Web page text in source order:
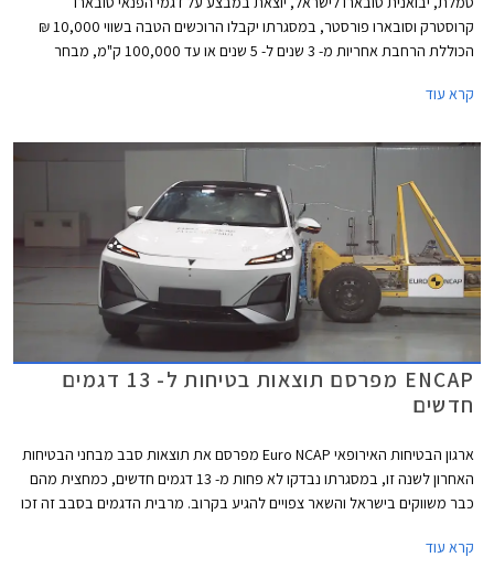
קרוסטרק וסובארו פורסטר, במסגרתו יקבלו הרוכשים הטבה בשווי 10,000 ₪
הכוללת הרחבת אחריות מ- 3 שנים ל- 5 שנים או עד 100,000 ק"מ, מבחר
28 בפברואר 2025.
קרא עוד
ENCAP מפרסם תוצאות בטיחות ל- 13 דגמים
חדשים
ארגון הבטיחות האירופאי Euro NCAP מפרסם את תוצאות סבב מבחני הבטיחות
האחרון לשנה זו, במסגרתו נבדקו לא פחות מ- 13 דגמים חדשים, כמחצית מהם
כבר משווקים בישראל והשאר צפויים להגיע בקרוב. מרבית הדגמים בסבב זה זכו
קרא עוד